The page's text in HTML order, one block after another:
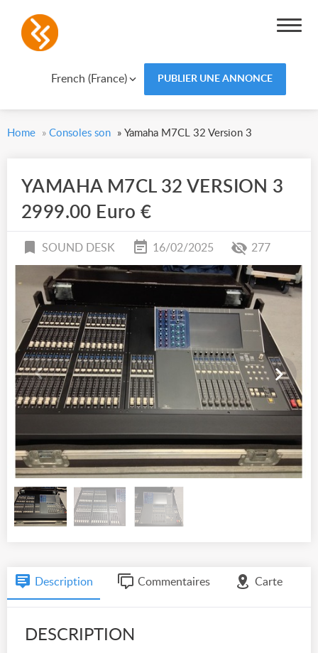
French (France) PUBLIER UNE ANNONCE
Home » Consoles son » Yamaha M7CL 32 Version 3
YAMAHA M7CL 32 VERSION 3
2999.00 Euro €
SOUND DESK 16/02/2025 277
Description Commentaires Carte
DESCRIPTION